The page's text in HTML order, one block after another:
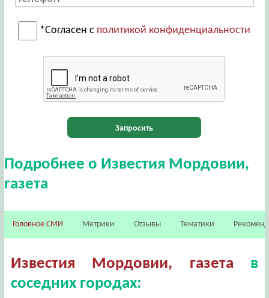
*Согласен с политикой конфиденциальности
Запросить
Подробнее о Известия Мордовии,
газета
Головное СМИ Метрики Отзывы Тематики
Известия Мордовии, газета в
соседних городах: